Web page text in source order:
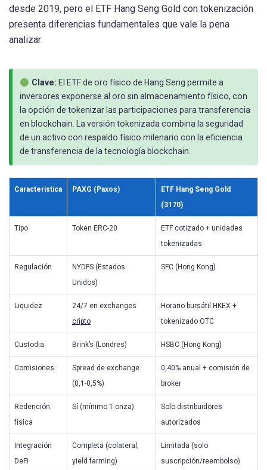
desde 2019, pero el ETF Hang Seng Gold con tokenización
presenta diferencias fundamentales que vale la pena
analizar:
Clave: El ETF de oro físico de Hang Seng permite a
inversores exponerse al oro sin almacenamiento físico, con
la opción de tokenizar las participaciones para transferencia
en blockchain. La versión tokenizada combina la seguridad
de un activo con respaldo físico milenario con la eficiencia
de transferencia de la tecnología blockchain.
Característica PAXG (Paxos)
ETF Hang Seng Gold
(3170)
Tipo Token ERC-20
ETF cotizado + unidades
tokenizadas
Regulación
NYDFS (Estados
Unidos)
SFC (Hong Kong)
Liquidez
24/7 en exchanges
cripto
Horario bursátil HKEX +
tokenizado OTC
Custodia Brink’s (Londres) HSBC (Hong Kong)
Comisiones
Spread de exchange
(0,1-0,5%)
0,40% anual + comisión de
broker
Redención
física
Sí (mínimo 1 onza)
Solo distribuidores
autorizados
Integración
DeFi
Completa (colateral,
yield farming)
Limitada (solo
suscripción/reembolso)